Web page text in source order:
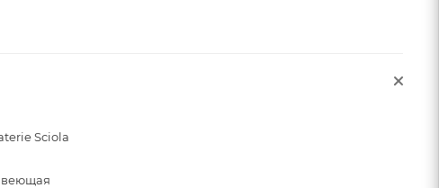
Sciola